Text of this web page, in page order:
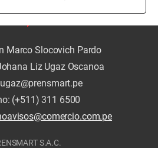
Marco Slocovich Pardo
Liz Ugaz Oscanoa
(+511) 311 6500
S.A.C.